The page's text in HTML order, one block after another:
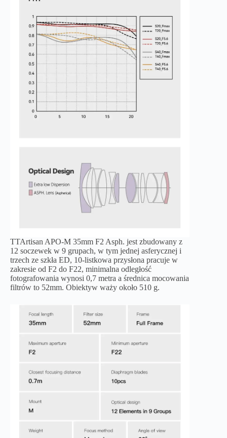
TTArtisan APO-M 35mm F2 Asph. jest zbudowany z
12 soczewek w 9 grupach, w tym jednej asferycznej i
trzech ze szkła ED, 10-listkowa przysłona pracuje w
zakresie od F2 do F22, minimalna odległość
fotografowania wynosi 0,7 metra a średnica mocowania
filtrów to 52mm. Obiektyw waży około 510 g.